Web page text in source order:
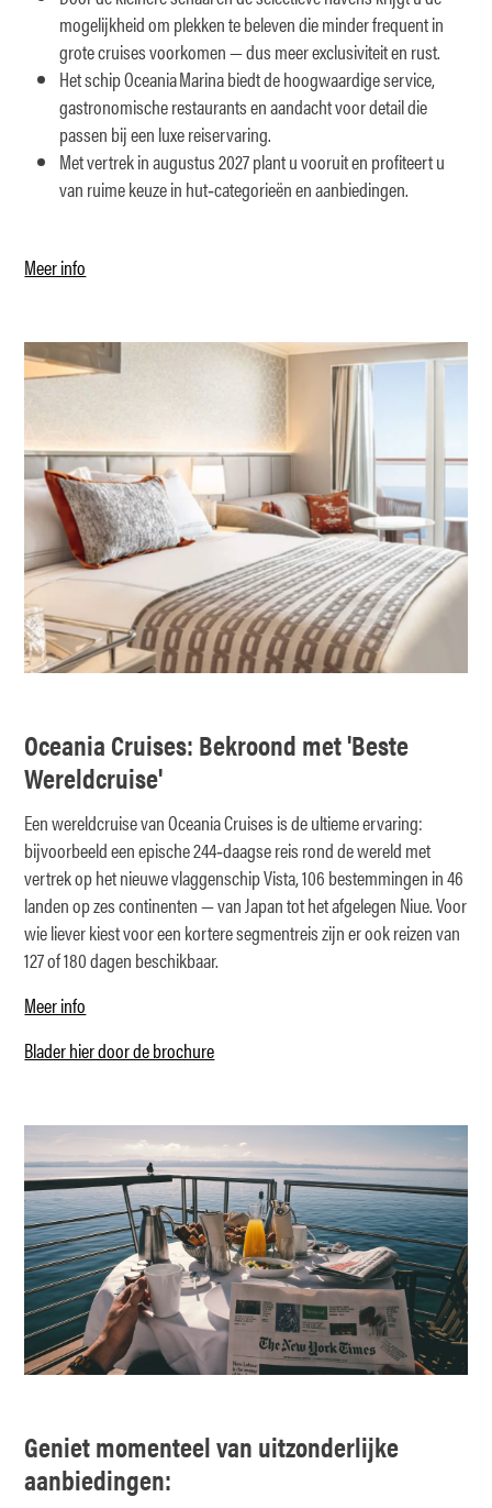
mogelijkheid om plekken te beleven die minder frequent in
grote cruises voorkomen — dus meer exclusiviteit en rust.
Het schip Oceania Marina biedt de hoogwaardige service,
gastronomische restaurants en aandacht voor detail die
passen bij een luxe reiservaring.
Met vertrek in augustus 2027 plant u vooruit en profiteert u
van ruime keuze in hut‑categorieën en aanbiedingen.
Meer info
Oceania Cruises: Bekroond met 'Beste
Wereldcruise'
Een wereldcruise van Oceania Cruises is de ultieme ervaring:
bijvoorbeeld een epische 244‑daagse reis rond de wereld met
vertrek op het nieuwe vlaggenschip Vista, 106 bestemmingen in 46
landen op zes continenten — van Japan tot het afgelegen Niue. Voor
wie liever kiest voor een kortere segmentreis zijn er ook reizen van
127 of 180 dagen beschikbaar.
Meer info
Blader hier door de brochure
Geniet momenteel van uitzonderlijke
aanbiedingen: